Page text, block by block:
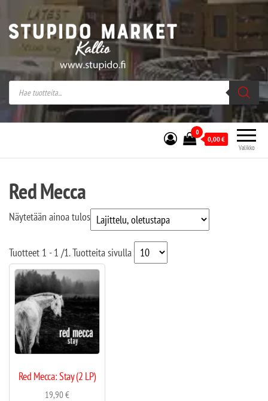
Stupido Market – verkossa ja kivijalassa
Stupido Market on vaihtoehtomusaan
erikoistunut verkko- sekä
kivijalkakauppa Helsingissä Kallion
sydämessä.
Valikko
0
0,00€
Red Mecca
Näytetään ainoa tulos
Tuotteet 1 - 1 /1. Tuotteita sivulla
Red Mecca: Stay (2 LP)
19,90€